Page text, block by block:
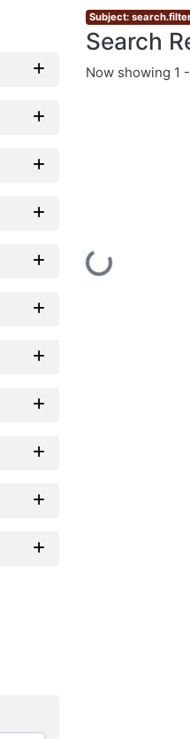
Subject:
Search
Now showing 1
Loading...